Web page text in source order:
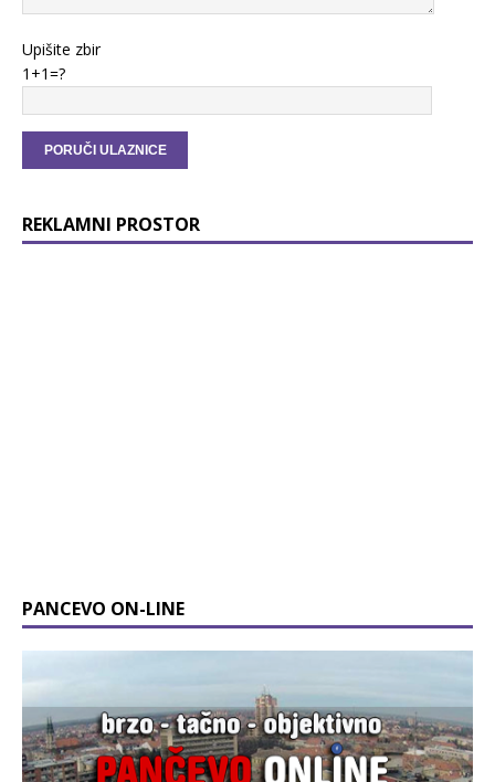
Upišite zbir
1+1=?
REKLAMNI PROSTOR
PANCEVO ON-LINE